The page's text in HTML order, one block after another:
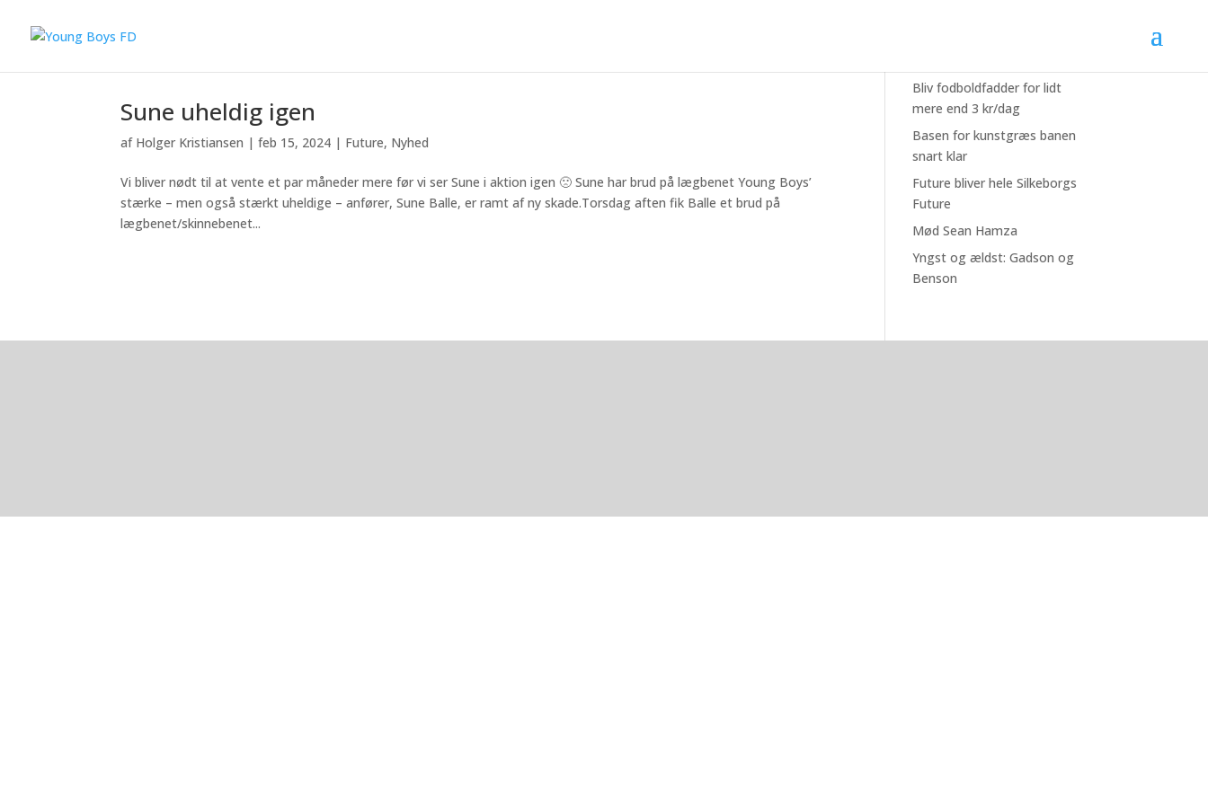
Sune uheldig igen
af Holger Kristiansen |feb 15, 2024 | Future, Nyhed
Vi bliver nødt til at vente et par måneder mere før vi ser Sune i aktion igen 🙁 Sune har brud på lægbenet Young Boys’
stærke – men også stærkt uheldige – anfører, Sune Balle, er ramt af ny skade.Torsdag aften fik Balle et brud på
lægbenet/skinnebenet...
Bliv fodboldfadder for lidt
mere end 3 kr/dag
Basen for kunstgræs banen
snart klar
Future bliver hele Silkeborgs
Future
Mød Sean Hamza
Yngst og ældst: Gadson og
Benson